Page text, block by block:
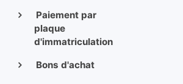
Paiement par
plaque
d'immatriculation
Bons d'achat